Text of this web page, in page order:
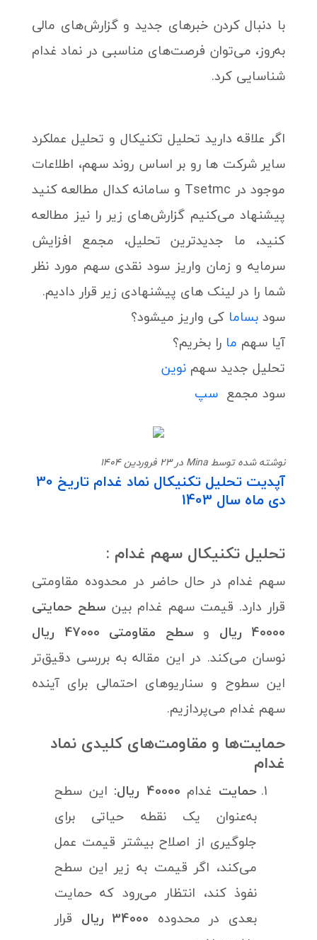
با دنبال کردن خبرهای جدید و گزارش‌های مالی
به‌روز، می‌توان فرصت‌های مناسبی در نماد غدام
شناسایی کرد.
اگر علاقه دارید تحلیل تکنیکال و تحلیل عملکرد
سایر شرکت ها رو بر اساس روند سهم، اطلاعات
موجود در Tsetmc و سامانه کدال مطالعه کنید
پیشنهاد می‌کنیم گزارش‌های زیر را نیز مطالعه
کنید، ما جدیدترین تحلیل، مجمع افزایش
سرمایه و زمان واریز سود نقدی سهم مورد نظر
شما را در لینک های پیشنهادی زیر قرار دادیم.
سودبساما کی واریز میشود؟
آیا سهم ما را بخریم؟
تحلیل جدید سهم نوین
سود مجمع سپ
نوشته شده توسط Mina در 23 فروردین 1404
آپدیت تحلیل تکنیکال نماد غدام تاریخ 30
دی ماه سال 1403
تحلیل تکنیکال سهم غدام :
سهم غدام در حال حاضر در محدوده مقاومتی
قرار دارد. قیمت سهم غدام بین سطح حمایتی
40000 ریال
و سطح مقاومتی 47000 ریال
نوسان می‌کند. در این مقاله به بررسی دقیق‌تر
این سطوح و سناریوهای احتمالی برای آینده
سهم غدام می‌پردازیم.
حمایت‌ها و مقاومت‌های کلیدی نماد
غدام
حمایت غدام 40000 ریال:
این سطح
به‌عنوان یک نقطه حیاتی برای
جلوگیری از اصلاح بیشتر قیمت عمل
می‌کند، اگر قیمت به زیر این سطح
نفوذ کند، انتظار می‌رود که حمایت
بعدی در محدوده 34000 ریال
قرار